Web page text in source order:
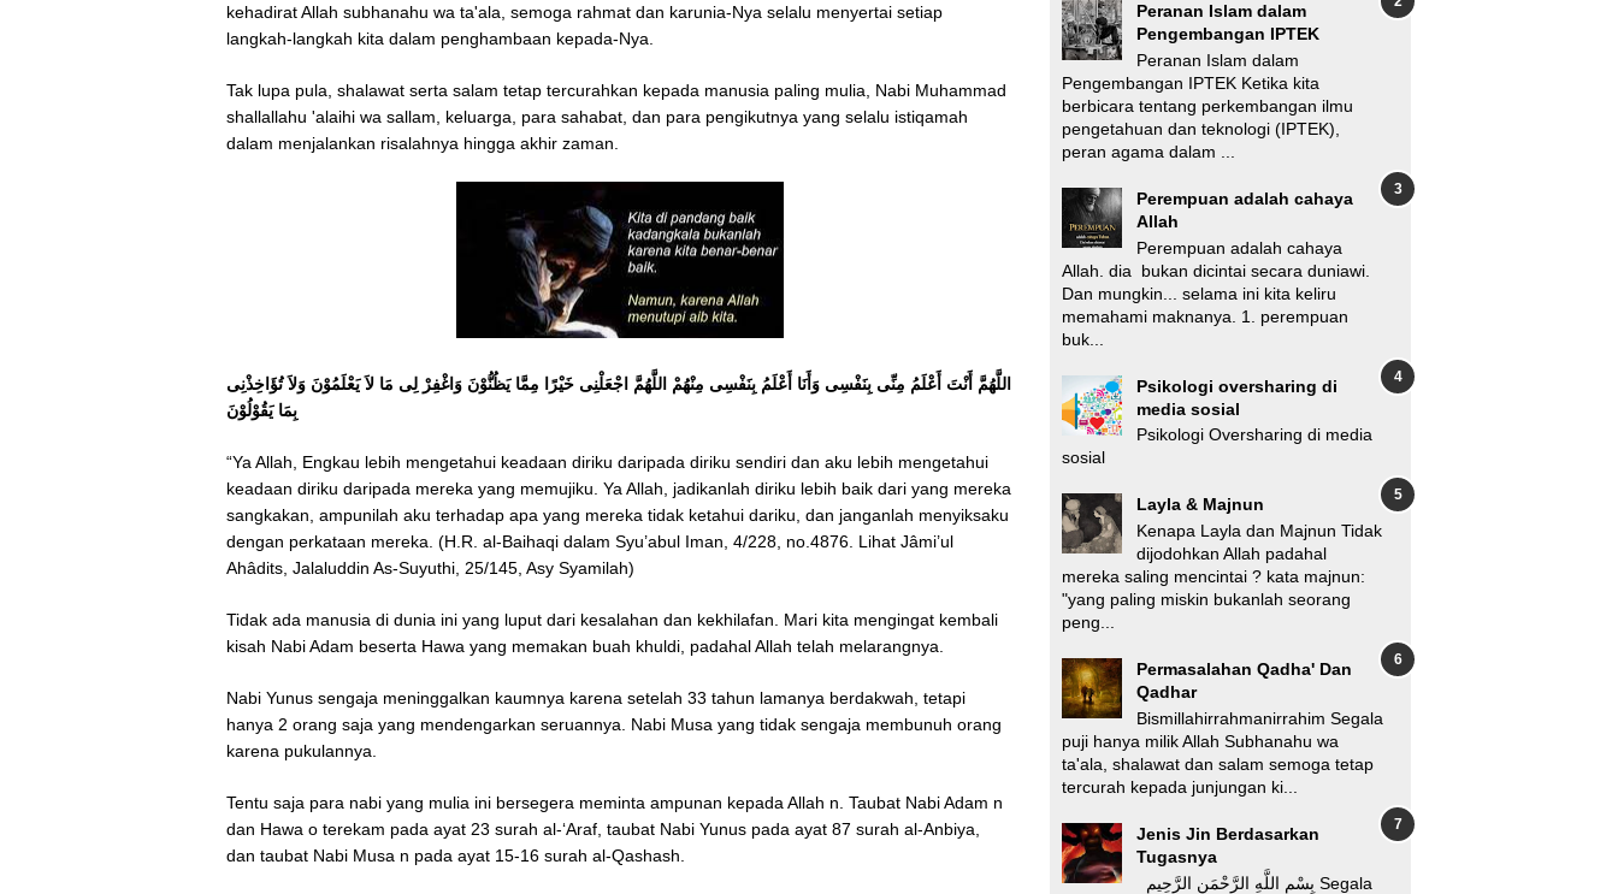
kehadirat Allah subhanahu wa ta'ala, semoga rahmat dan karunia-Nya selalu menyertai setiap
langkah-langkah kita dalam penghambaan kepada-Nya.
Tak lupa pula, shalawat serta salam tetap tercurahkan kepada manusia paling mulia, Nabi Muhammad
shallallahu 'alaihi wa sallam, keluarga, para sahabat, dan para pengikutnya yang selalu istiqamah
dalam menjalankan risalahnya hingga akhir zaman.
اللَّهُمَّ أَنْتَ أَعْلَمُ مِنِّى بِنَفْسِى وَأَنَا أَعْلَمُ بِنَفْسِى مِنْهُمْ اللَّهُمَّ اجْعَلْنِى خَيْرًا مِمَّا يَظُنُّوْنَ وَاغْفِرْ لِى مَا لاَ يَعْلَمُوْنَ وَلاَ تُؤَاخِذْنِى
بِمَا يَقُوْلُوْنَ
“Ya Allah, Engkau lebih mengetahui keadaan diriku daripada diriku sendiri dan aku lebih mengetahui
keadaan diriku daripada mereka yang memujiku. Ya Allah, jadikanlah diriku lebih baik dari yang mereka
sangkakan, ampunilah aku terhadap apa yang mereka tidak ketahui dariku, dan janganlah menyiksaku
dengan perkataan mereka. (H.R. al-Baihaqi dalam Syu’abul Iman, 4/228, no.4876. Lihat Jâmi’ul
Ahâdits, Jalaluddin As-Suyuthi, 25/145, Asy Syamilah)
Tidak ada manusia di dunia ini yang luput dari kesalahan dan kekhilafan. Mari kita mengingat kembali
kisah Nabi Adam beserta Hawa yang memakan buah khuldi, padahal Allah telah melarangnya.
Nabi Yunus sengaja meninggalkan kaumnya karena setelah 33 tahun lamanya berdakwah, tetapi
hanya 2 orang saja yang mendengarkan seruannya. Nabi Musa yang tidak sengaja membunuh orang
karena pukulannya.
Tentu saja para nabi yang mulia ini bersegera meminta ampunan kepada Allah n. Taubat Nabi Adam n
dan Hawa o terekam pada ayat 23 surah al-‘Araf, taubat Nabi Yunus pada ayat 87 surah al-Anbiya,
dan taubat Nabi Musa n pada ayat 15-16 surah al-Qashash.
Peranan Islam dalam
Pengembangan IPTEK
Peranan Islam dalam
Pengembangan IPTEK Ketika kita
berbicara tentang perkembangan ilmu
pengetahuan dan teknologi (IPTEK),
peran agama dalam ...
Perempuan adalah cahaya
Allah
Perempuan adalah cahaya
Allah. dia bukan dicintai secara duniawi.
Dan mungkin... selama ini kita keliru
memahami maknanya. 1. perempuan
buk...
Psikologi oversharing di
media sosial
Psikologi Oversharing di media
sosial
Layla & Majnun
Kenapa Layla dan Majnun Tidak
dijodohkan Allah padahal
mereka saling mencintai ? kata majnun:
"yang paling miskin bukanlah seorang
peng...
Permasalahan Qadha' Dan
Qadhar
Bismillahirrahmanirrahim Segala
puji hanya milik Allah Subhanahu wa
ta'ala, shalawat dan salam semoga tetap
tercurah kepada junjungan ki...
Jenis Jin Berdasarkan
Tugasnya